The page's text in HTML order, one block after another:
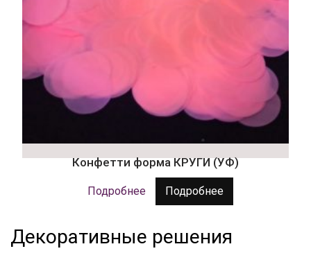
Конфетти форма КРУГИ (УФ)
Подробнее Подробнее
Декоративные решения